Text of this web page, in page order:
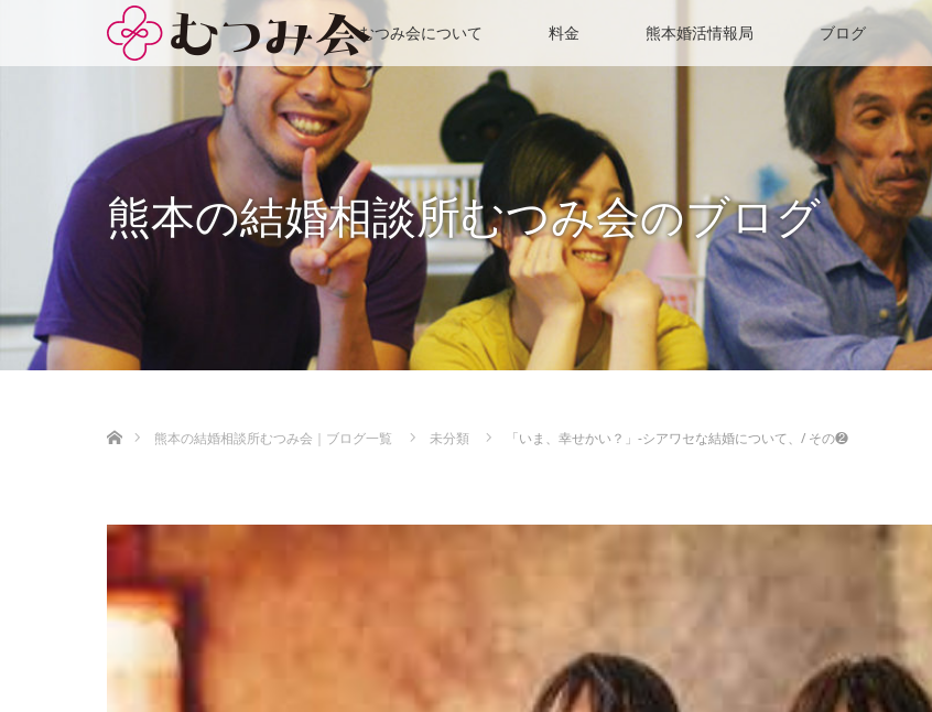
むつみ会について 料金 熊本婚活情報局 ブログ
熊本の結婚相談所むつみ会のブログ
熊本の結婚相談所むつみ会｜ブログ一覧
未分類 「いま、幸せかい？」-シアワセな結婚について、/ その❷